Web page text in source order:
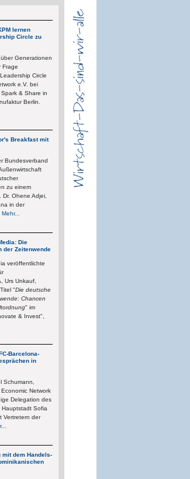
lernen
Circle zu
Generationen
Frage
Circle
e.V. bei
& Share in
Berlin.
Breakfast mit
Bundesverband
zu einem
Ohene Adjei,
in der
Mehr...
Die
der Zeitenwende
veröffentlichte
Urs Unkauf,
"Die deutsche
Chancen
" im
& Invest",
Barcelona-
in
Schumann,
Network
Delegation des
Hauptstadt Sofia
Vertretern der
mit dem Handels-